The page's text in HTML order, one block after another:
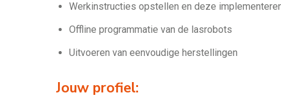
Werkinstructies opstellen en deze
Offline programmatie van de lasrobots
Uitvoeren van eenvoudige herstellingen
Jouw profiel: